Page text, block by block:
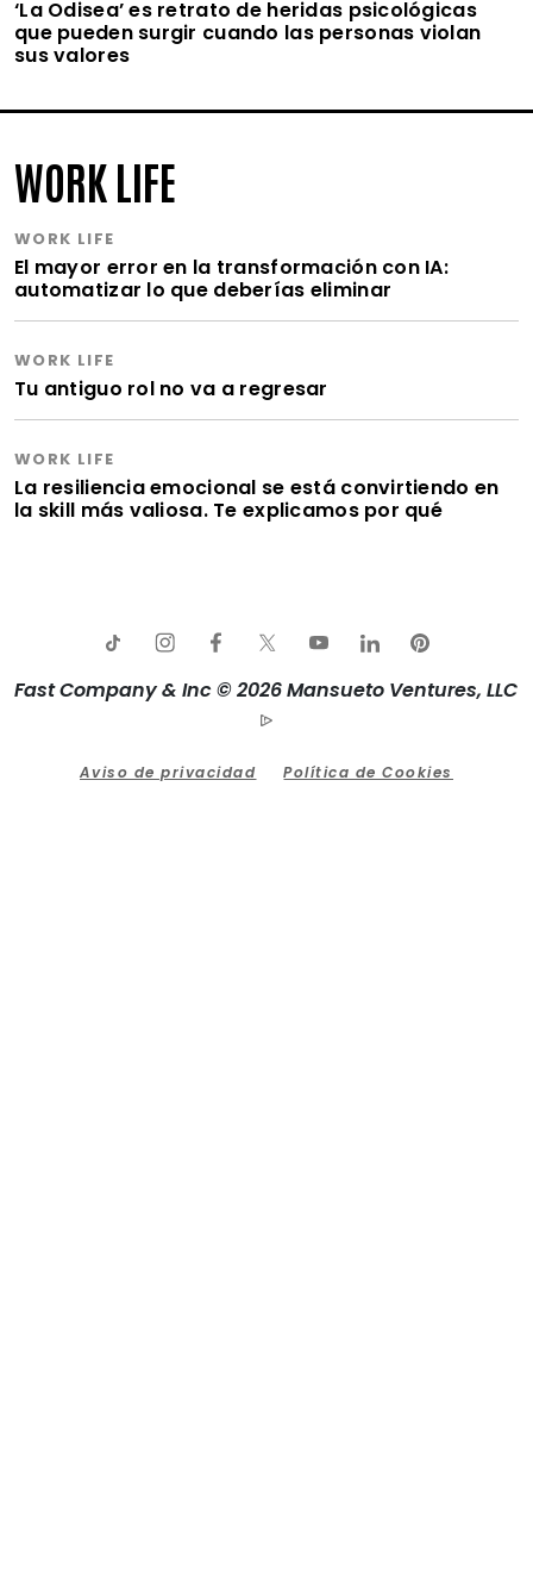
‘La Odisea’ es retrato de heridas psicológicas
que pueden surgir cuando las personas violan
sus valores
WORK LIFE
WORK LIFE
El mayor error en la transformación con IA:
automatizar lo que deberías eliminar
WORK LIFE
Tu antiguo rol no va a regresar
WORK LIFE
La resiliencia emocional se está convirtiendo en
la skill más valiosa. Te explicamos por qué
Fast Company & Inc © 2026 Mansueto Ventures, LLC
Aviso de privacidad Política de Cookies